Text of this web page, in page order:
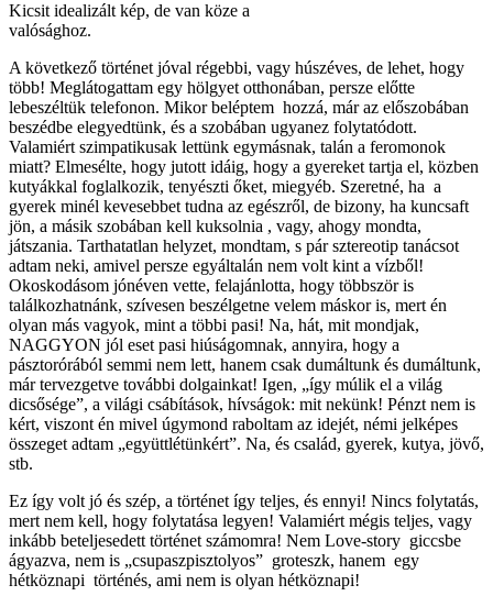
Kicsit idealizált kép, de van köze a
valósághoz.
A következő történet jóval régebbi, vagy húszéves, de lehet, hogy
több! Meglátogattam egy hölgyet otthonában, persze előtte
lebeszéltük telefonon. Mikor beléptem hozzá, már az előszobában
beszédbe elegyedtünk, és a szobában ugyanez folytatódott.
Valamiért szimpatikusak lettünk egymásnak, talán a feromonok
miatt? Elmesélte, hogy jutott idáig, hogy a gyereket tartja el, közben
kutyákkal foglalkozik, tenyészti őket, miegyéb. Szeretné, ha a
gyerek minél kevesebbet tudna az egészről, de bizony, ha kuncsaft
jön, a másik szobában kell kuksolnia , vagy, ahogy mondta,
játszania. Tarthatatlan helyzet, mondtam, s pár sztereotip tanácsot
adtam neki, amivel persze egyáltalán nem volt kint a vízből!
Okoskodásom jónéven vette, felajánlotta, hogy többször is
találkozhatnánk, szívesen beszélgetne velem máskor is, mert én
olyan más vagyok, mint a többi pasi! Na, hát, mit mondjak,
NAGGYON jól eset pasi hiúságomnak, annyira, hogy a
pásztorórából semmi nem lett, hanem csak dumáltunk és dumáltunk,
már tervezgetve további dolgainkat! Igen, „így múlik el a világ
dicsősége”, a világi csábítások, hívságok: mit nekünk! Pénzt nem is
kért, viszont én mivel úgymond raboltam az idejét, némi jelképes
összeget adtam „együttlétünkért”. Na, és család, gyerek, kutya, jövő,
stb.
Ez így volt jó és szép, a történet így teljes, és ennyi! Nincs folytatás,
mert nem kell, hogy folytatása legyen! Valamiért mégis teljes, vagy
inkább beteljesedett történet számomra! Nem Love-story giccsbe
ágyazva, nem is „csupaszpisztolyos” groteszk, hanem egy
hétköznapi történés, ami nem is olyan hétköznapi!